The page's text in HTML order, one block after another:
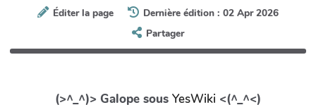
Éditer la page
Dernière édition : 02 Apr 2026
Partager
(>^_^)> Galope sous YesWiki <(^_^<)